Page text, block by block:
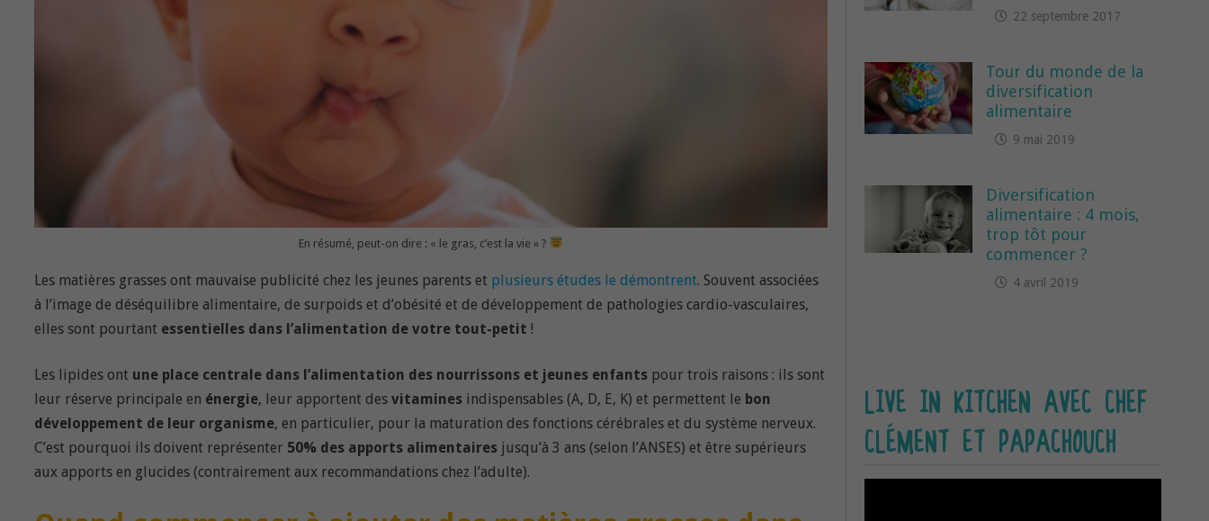
En résumé, peut-on dire : « le gras, c’est la vie » ?
Les matières grasses ont mauvaise publicité chez les jeunes parents et plusieurs études le démontrent. Souvent associées
à l’image de déséquilibre alimentaire, de surpoids et d’obésité et de développement de pathologies cardio-vasculaires,
elles sont pourtant essentielles dans l’alimentation de votre tout-petit !
Les lipides ont une place centrale dans l’alimentation des nourrissons et jeunes enfantspour trois raisons : ils sont
leur réserve principale en énergie, leur apportent des vitaminesindispensables (A, D, E, K) et permettent le bon
développement de leur organisme, en particulier, pour la maturation des fonctions cérébrales et du système nerveux.
C’est pourquoi ils doivent représenter 50% des apports alimentairesjusqu’à 3 ans (selon l’ANSES) et être supérieurs
aux apports en glucides (contrairement aux recommandations chez l’adulte).
22 septembre 2017
Tour du monde de la
diversification
alimentaire
9 mai 2019
Diversification
alimentaire : 4 mois,
trop tôt pour
commencer ?
4 avril 2019
LIVE IN KITCHEN AVEC CHEF
CLÉMENT ET PAPACHOUCH